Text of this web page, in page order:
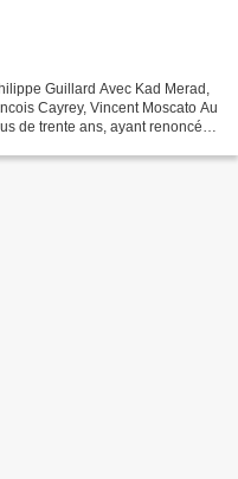
Guillard Avec Kad Merad,
Cayrey, Vincent Moscato Au
de trente ans, ayant renoncé